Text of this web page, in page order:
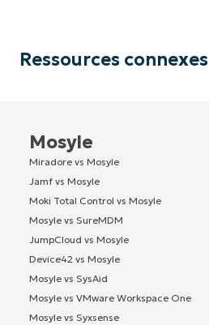
Ressources connexes
Mosyle
Miradore vs Mosyle
Jamf vs Mosyle
Moki Total Control vs Mosyle
Mosyle vs SureMDM
JumpCloud vs Mosyle
Device42 vs Mosyle
Mosyle vs SysAid
Mosyle vs VMware Workspace One
Mosyle vs Syxsense